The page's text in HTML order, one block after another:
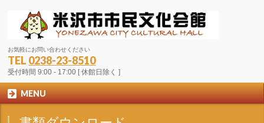
お気軽にお問い合わせください
TEL 0238-23-8510
受付時間 9:00 - 17:00 [ 休館日除く ]
MENU